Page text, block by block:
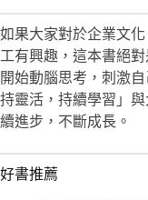
如果大家對於企業文
工有興趣，這本書絕
開始動腦思考，刺激
持靈活，持續學習」
續進步，不斷成長。
好書推薦